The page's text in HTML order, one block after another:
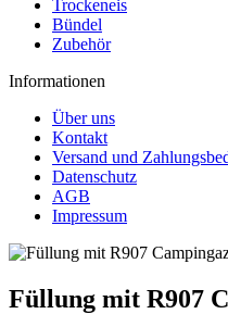
Trockeneis
Bündel
Zubehör
Informationen
Über uns
Kontakt
Versand und
Datenschutz
AGB
Impressum
Füllung mit R907